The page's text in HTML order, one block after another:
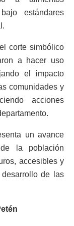
estándares
corte simbólico
a hacer uso
el impacto
comunidades y
acciones
un avance
la población
accesibles y
de las